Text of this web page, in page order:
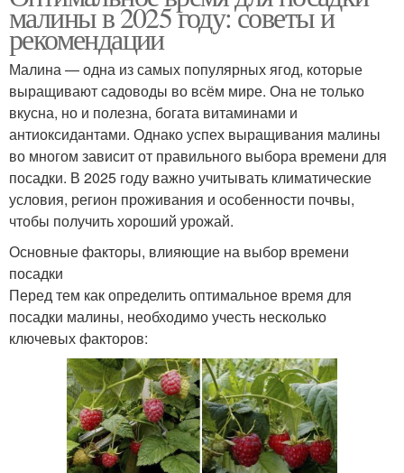
малины в 2025 году: советы и
рекомендации
Малина — одна из самых популярных ягод, которые
выращивают садоводы во всём мире. Она не только
вкусна, но и полезна, богата витаминами и
антиоксидантами. Однако успех выращивания малины
во многом зависит от правильного выбора времени для
посадки. В 2025 году важно учитывать климатические
условия, регион проживания и особенности почвы,
чтобы получить хороший урожай.
Основные факторы, влияющие на выбор времени
посадки
Перед тем как определить оптимальное время для
посадки малины, необходимо учесть несколько
ключевых факторов: